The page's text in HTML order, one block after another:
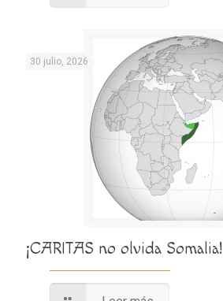
30 julio, 2026
¡CARITAS no olvida Somalia!